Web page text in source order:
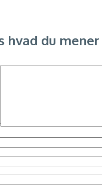
hvad du mener